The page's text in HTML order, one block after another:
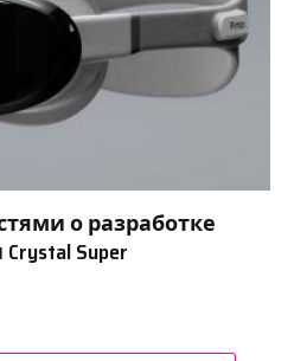
о разработке
Super